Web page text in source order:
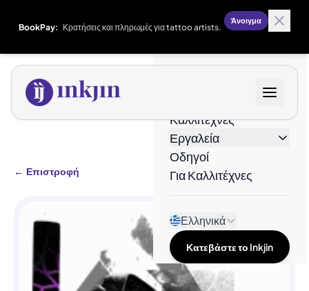
BookPay: Κρατήσεις και πληρωμές για tattoo artists.
Άνοιγμα
Καλλιτέχνες
Εργαλεία
Οδηγοί
Για Καλλιτέχνες
Ελληνικά
Κατεβάστε το Inkjin
← Επιστροφή